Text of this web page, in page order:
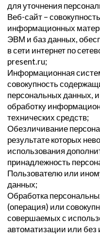
для уточнения
Веб-сайт –
информационных
ЭВМ и баз данных,
в сети интернет по
present.ru;
Информационная
совокупность
персональных данных,
обработку
технических средств;
Обезличивание
результате которых
использования
принадлежность
Пользователю или
данных;
Обработка
(операция) или
совершаемых с
автоматизации или без